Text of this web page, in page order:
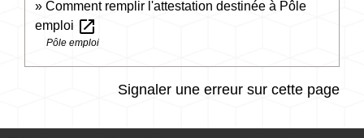
Comment remplir l'attestation destinée à Pôle
emploi open_in_new
Pôle emploi
Signaler une erreur sur cette page